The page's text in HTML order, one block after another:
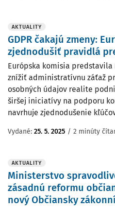
AKTUALITY
GDPR čakajú zmeny:
zjednodušiť pravidlá
Európska komisia predstavila
znížiť administratívnu záťaž
osobných údajov realite
širšej iniciatívy na podporu
navrhuje zjednodušenie
Vydané: 25. 5. 2025 / 2 minúty
AKTUALITY
Ministerstvo
zásadnú reformu
nový Občiansky